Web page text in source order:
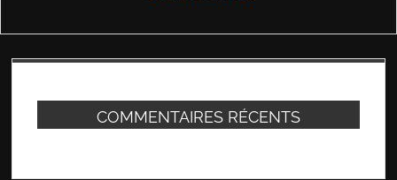
COMMENTAIRES RÉCENTS